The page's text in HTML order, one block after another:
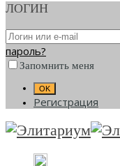
ЛОГИН
пароль?
Запомнить меня
Регистрация